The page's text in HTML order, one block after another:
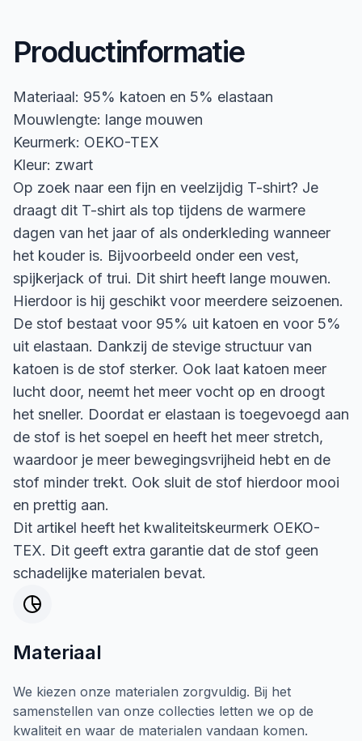
Productinformatie
Materiaal: 95% katoen en 5% elastaan
Mouwlengte: lange mouwen
Keurmerk: OEKO-TEX
Kleur: zwart
Op zoek naar een fijn en veelzijdig T-shirt? Je
draagt dit T-shirt als top tijdens de warmere
dagen van het jaar of als onderkleding wanneer
het kouder is. Bijvoorbeeld onder een vest,
spijkerjack of trui. Dit shirt heeft lange mouwen.
Hierdoor is hij geschikt voor meerdere seizoenen.
De stof bestaat voor 95% uit katoen en voor 5%
uit elastaan. Dankzij de stevige structuur van
katoen is de stof sterker. Ook laat katoen meer
lucht door, neemt het meer vocht op en droogt
het sneller. Doordat er elastaan is toegevoegd aan
de stof is het soepel en heeft het meer stretch,
waardoor je meer bewegingsvrijheid hebt en de
stof minder trekt. Ook sluit de stof hierdoor mooi
en prettig aan.
Dit artikel heeft het kwaliteitskeurmerk OEKO-
TEX. Dit geeft extra garantie dat de stof geen
schadelijke materialen bevat.
Materiaal
We kiezen onze materialen zorgvuldig. Bij het
samenstellen van onze collecties letten we op de
kwaliteit en waar de materialen vandaan komen.